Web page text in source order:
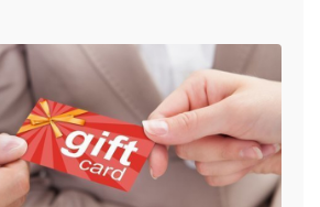
quản lý lịch sử khách hàng lại được ví như
kỹ thuật số” ?
thống CRM phù hợp cho doanh nghiệp
CRM: Đâu là giải pháp cho doanh